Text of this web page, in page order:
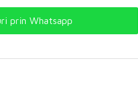
prin Whatsapp